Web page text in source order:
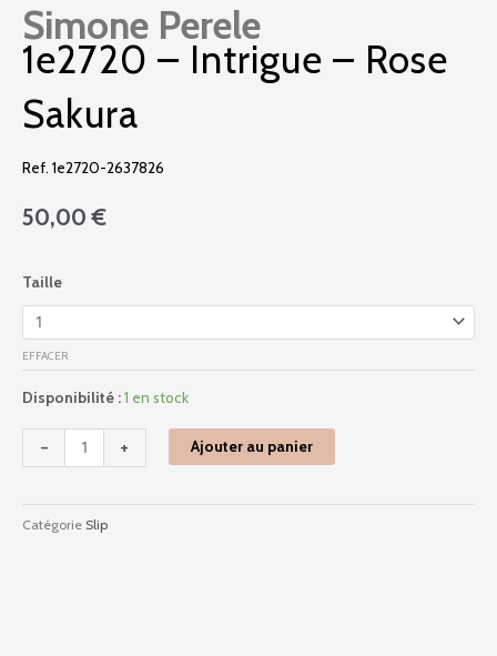
Simone Perele
1e2720 – Intrigue – Rose
Sakura
Ref. 1e2720-2637826
50,00€
Taille
EFFACER
Disponibilité :1 en stock
-
de
1e2720
-
Intrigue
-
+ Ajouter au panier
Catégorie Slip